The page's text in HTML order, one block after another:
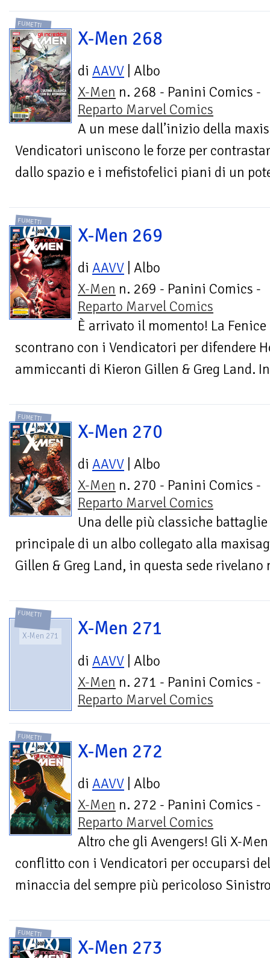
FUMETTI
X-Men 268
di AAVV | Albo
X-Men n. 268 - Panini Comics -
Reparto Marvel Comics
A un mese dall’inizio della
Vendicatori uniscono le forze per
dallo spazio e i mefistofelici piani di un
FUMETTI
X-Men 269
di AAVV | Albo
X-Men n. 269 - Panini Comics -
Reparto Marvel Comics
È arrivato il momento! La
scontrano con i Vendicatori per difendere
ammiccanti di Kieron Gillen & Greg Land.
FUMETTI
X-Men 270
di AAVV | Albo
X-Men n. 270 - Panini Comics -
Reparto Marvel Comics
Una delle più classiche
principale di un albo collegato alla
Gillen & Greg Land, in questa sede
FUMETTI
X-Men 271 X-Men 271
di AAVV | Albo
X-Men n. 271 - Panini Comics -
Reparto Marvel Comics
FUMETTI
X-Men 272
di AAVV | Albo
X-Men n. 272 - Panini Comics -
Reparto Marvel Comics
Altro che gli Avengers! Gli X-
conflitto con i Vendicatori per occuparsi
minaccia del sempre più pericoloso
FUMETTI
X-Men 273